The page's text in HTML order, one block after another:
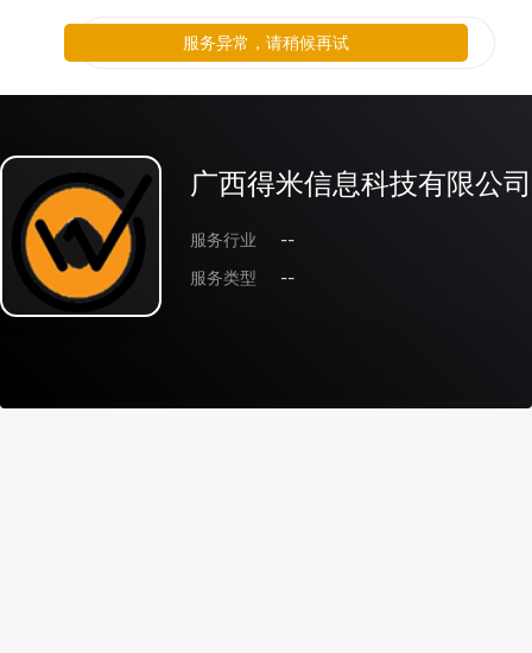
广西得米信息科技有限公司
服务行业
--
服务类型
--
服务异常，请稍候再试